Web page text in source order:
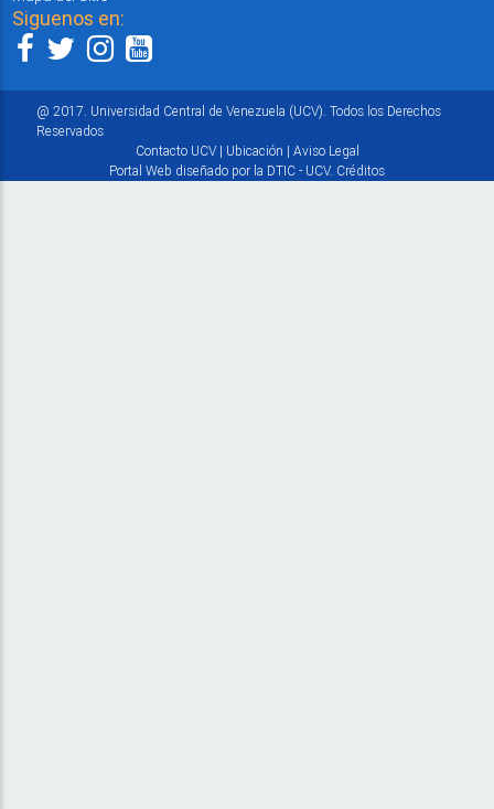
Siguenos en:
@ 2017. Universidad Central de Venezuela (UCV). Todos los Derechos
Reservados
Contacto UCV| Ubicación | Aviso Legal
Portal Web diseñado por la DTIC - UCV. Créditos